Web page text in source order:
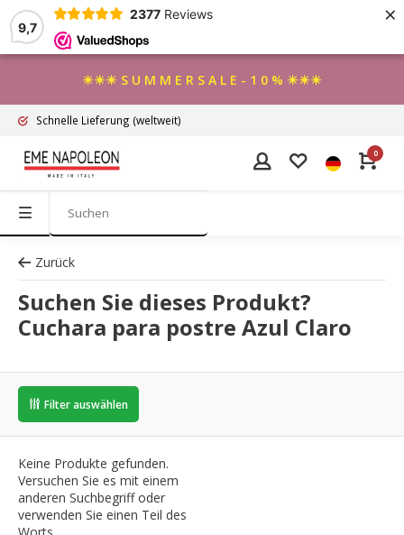
9,7
2377 Reviews ×
☀☀☀ S U M M E R S A L E - 1 0 % ☀☀☀
Schnelle Lieferung (weltweit)
0
Zurück
Suchen Sie dieses Produkt?
Cuchara para postre Azul Claro
Filter auswählen
Keine Produkte gefunden.
Versuchen Sie es mit einem
anderen Suchbegriff oder
verwenden Sie einen Teil des